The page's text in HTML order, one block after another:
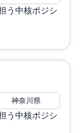
う中核ポジシ
神奈川県
う中核ポジシ